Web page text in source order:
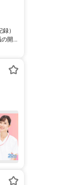
）
開...